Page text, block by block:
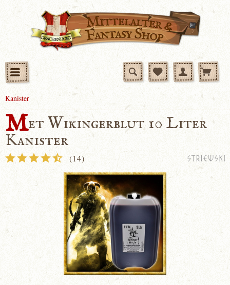
Kanister
Met Wikingerblut 10 Liter
Kanister
(14)